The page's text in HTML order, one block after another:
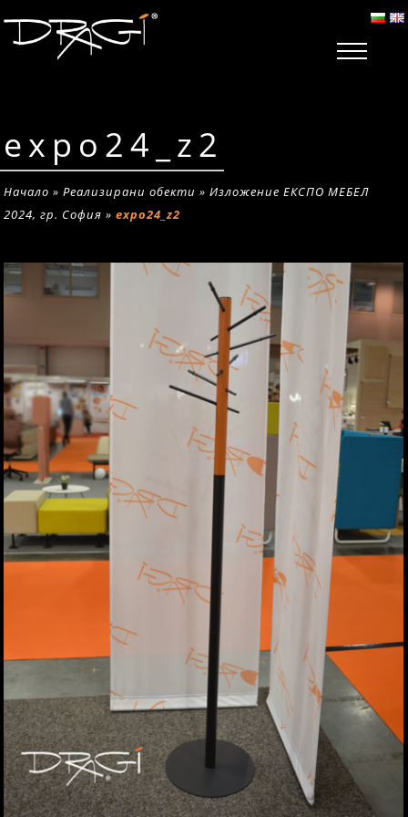
expo24_z2
Начало »Реализирани обекти »Изложение ЕКСПО МЕБЕЛ
2024, гр. София »expo24_z2